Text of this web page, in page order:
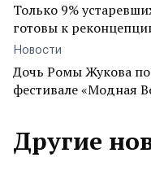
Только 9%
готовы к
Новости
Дочь Ромы Жукова
фестивале «Модная
Другие